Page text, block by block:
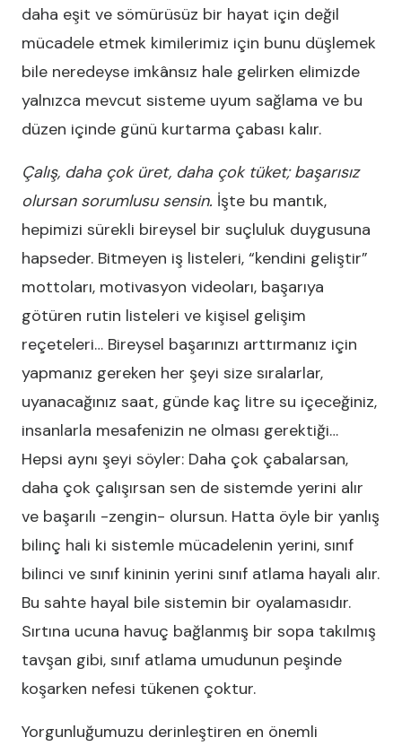
daha eşit ve sömürüsüz bir hayat için değil
mücadele etmek kimilerimiz için bunu düşlemek
bile neredeyse imkânsız hale gelirken elimizde
yalnızca mevcut sisteme uyum sağlama ve bu
düzen içinde günü kurtarma çabası kalır.
Çalış, daha çok üret, daha çok tüket; başarısız
olursan sorumlusu sensin. İşte bu mantık,
hepimizi sürekli bireysel bir suçluluk duygusuna
hapseder. Bitmeyen iş listeleri, “kendini geliştir”
mottoları, motivasyon videoları, başarıya
götüren rutin listeleri ve kişisel gelişim
reçeteleri… Bireysel başarınızı arttırmanız için
yapmanız gereken her şeyi size sıralarlar,
uyanacağınız saat, günde kaç litre su içeceğiniz,
insanlarla mesafenizin ne olması gerektiği…
Hepsi aynı şeyi söyler: Daha çok çabalarsan,
daha çok çalışırsan sen de sistemde yerini alır
ve başarılı -zengin- olursun. Hatta öyle bir yanlış
bilinç hali ki sistemle mücadelenin yerini, sınıf
bilinci ve sınıf kininin yerini sınıf atlama hayali alır.
Bu sahte hayal bile sistemin bir oyalamasıdır.
Sırtına ucuna havuç bağlanmış bir sopa takılmış
tavşan gibi, sınıf atlama umudunun peşinde
koşarken nefesi tükenen çoktur.
Yorgunluğumuzu derinleştiren en önemli